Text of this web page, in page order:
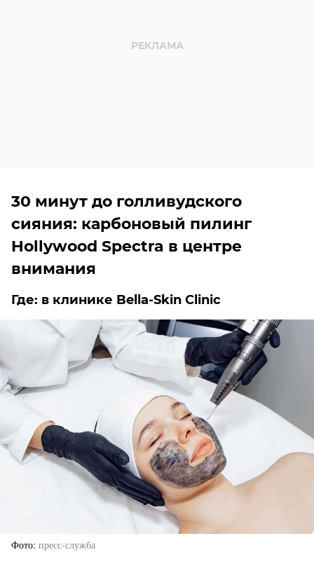
30 минут до голливудского
сияния: карбоновый пилинг
Hollywood Spectra в центре
внимания
Где: в клинике Bella-Skin Clinic
Фото пресс-служба